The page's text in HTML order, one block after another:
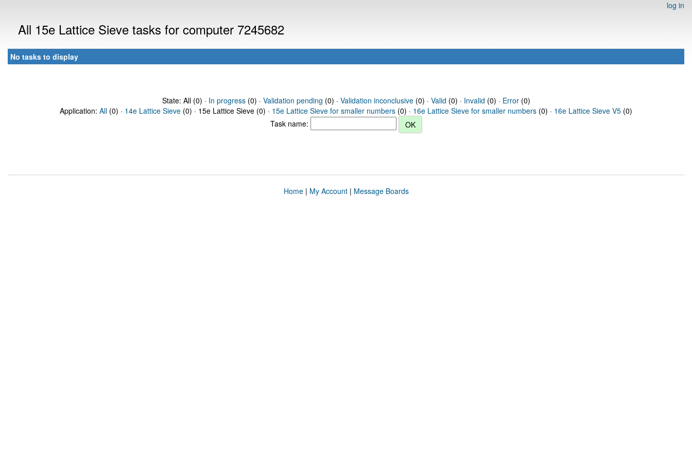
log in
All 15e Lattice Sieve tasks for computer 7245682
No tasks to display
State: All (0) · In progress(0) · Validation pending (0) · Validation inconclusive(0) · Valid (0) · Invalid (0) · Error(0)
Application: All (0) · 14e Lattice Sieve (0) · 15e Lattice Sieve (0) · 15e Lattice Sieve for smaller numbers (0) · 16e Lattice Sieve for smaller numbers (0) · 16e Lattice Sieve V5 (0)
Task name:
Home| My Account| Message Boards